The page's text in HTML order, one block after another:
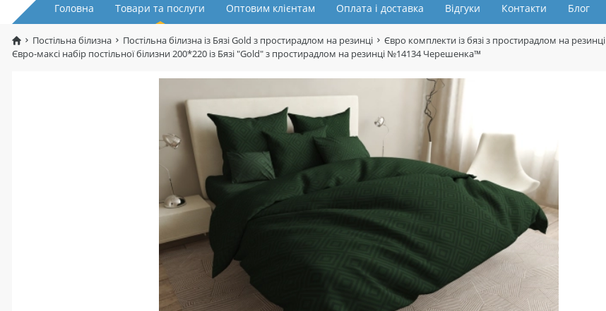
Головна Товари та послуги Оптовим клієнтам Оплата і доставка Відгуки Контакти Блог
Постільна білизна Постільна білизна із Бязі Gold з простирадлом на резинці
Євро комплекти із бязі з простирадлом на резинці
Євро-максі набір постільної білизни 200*220 із Бязі "Gold" з простирадлом на резинці №14134 Черешенка™